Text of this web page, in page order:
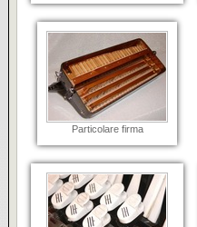
Particolare firma